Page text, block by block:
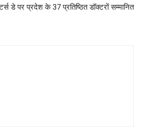
डे पर प्रदेश के 37 प्रतिष्ठित डॉक्टरों सम्मानित